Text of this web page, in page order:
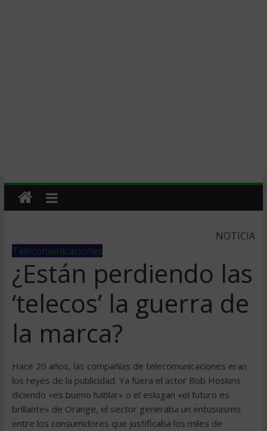
NOTICIA
Telecomunicaciones
¿Están perdiendo las
‘telecos’ la guerra de
la marca?
Hace 20 años, las compañías de telecomunicaciones eran
los reyes de la publicidad. Ya fuera el actor Bob Hoskins
diciendo «es bueno hablar» o el eslogan «el futuro es
brillante» de Orange, el sector generaba un entusiasmo
entre los consumidores que justificaba los miles de